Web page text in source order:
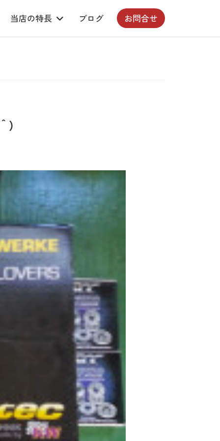
当店の特長 ブログ お問合せ